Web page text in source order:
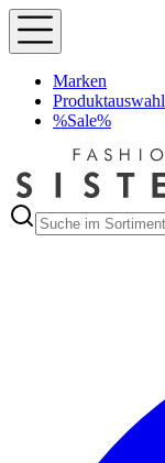
Marken
Produktauswahl
%Sale%